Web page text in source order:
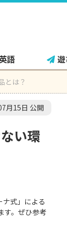
語
とは？
月15日 公開
い環
式」による
す。ぜひ参考